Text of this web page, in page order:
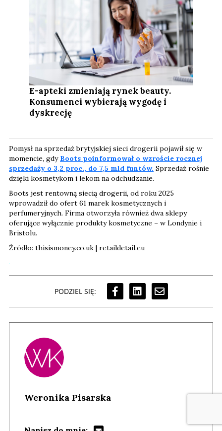
E-apteki zmieniają rynek beauty.
Konsumenci wybierają wygodę i
dyskrecję
Pomysł na sprzedaż brytyjskiej sieci drogerii pojawił się w
momencie, gdy Boots poinformował o wzroście rocznej
sprzedaży o 3,2 proc., do 7,5 mld funtów. Sprzedaż rośnie
dzięki kosmetykom i lekom na odchudzanie.
Boots jest rentowną siecią drogerii, od roku 2025
wprowadził do ofert 61 marek kosmetycznych i
perfumeryjnych. Firma otworzyła również dwa sklepy
oferujące wyłącznie produkty kosmetyczne – w Londynie i
Bristolu.
Źródło: thisismoney.co.uk | retaildetail.eu
PODZIEL SIĘ:
Weronika Pisarska